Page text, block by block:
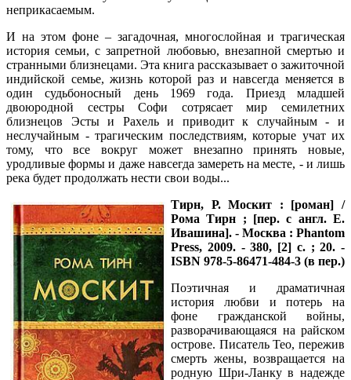
неприкасаемым.
И на этом фоне – загадочная, многослойная и трагическая
история семьи, с запретной любовью, внезапной смертью и
странными близнецами. Эта книга рассказывает о зажиточной
индийской семье, жизнь которой раз и навсегда меняется в
один судьбоносный день 1969 года. Приезд младшей
двоюродной сестры Софи сотрясает мир семилетних
близнецов Эсты и Рахель и приводит к случайным - и
неслучайным - трагическим последствиям, которые учат их
тому, что все вокруг может внезапно принять новые,
уродливые формы и даже навсегда замереть на месте, - и лишь
река будет продолжать нести свои воды...
Тирн, Р.Москит : [роман] /
Рома Тирн ; [пер. с англ. Е.
Ивашина]. - Москва : Phantom
Press, 2009. - 380, [2] с. ; 20. -
ISBN 978-5-86471-484-3 (в пер.)
Поэтичная и драматичная
история любви и потерь на
фоне гражданской войны,
разворачивающаяся на райском
острове. Писатель Тео, пережив
смерть жены, возвращается на
родную Шри-Ланку в надежде